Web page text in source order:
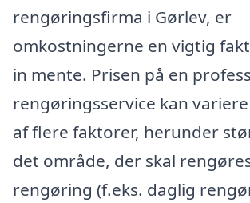
rengøringsfirma i Gørlev, er
omkostningerne en vigtig
in mente. Prisen på en
rengøringsservice kan
af flere faktorer, herunder
det område, der skal
rengøring (f.eks. daglig